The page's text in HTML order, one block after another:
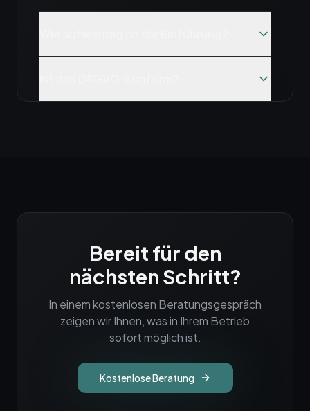
Bereit für den
nächsten Schritt?
In einem kostenlosen Beratungsgespräch
zeigen wir Ihnen, was in Ihrem Betrieb
sofort möglich ist.
Kostenlose Beratung